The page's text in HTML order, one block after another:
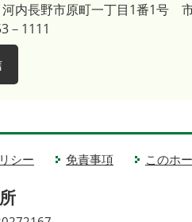
河内長野市原町一丁目1番1号
－1111
シー 免責事項 このホ